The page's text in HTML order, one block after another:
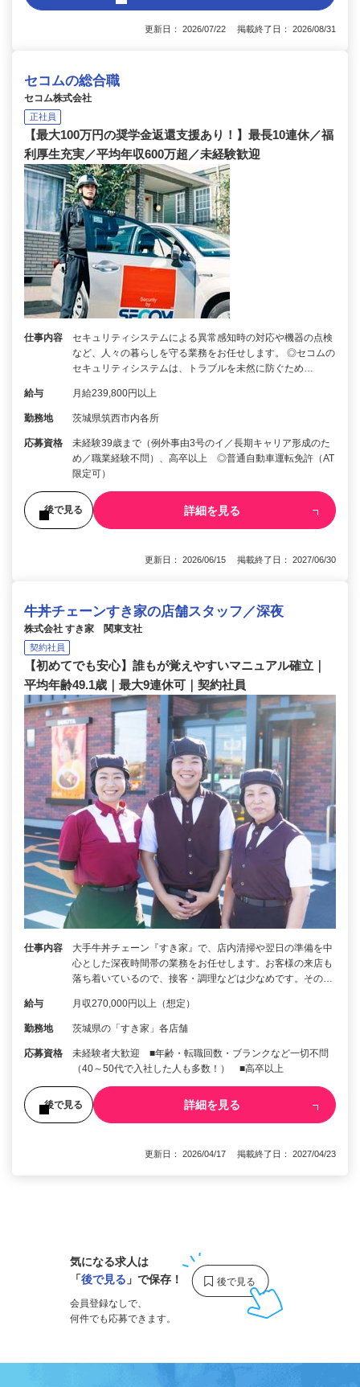
更新日： 2026/07/22 掲載終了日： 2026/08/31
セコムの総合職
セコム株式会社
正社員
【最大100万円の奨学金返還支援あり！】最長10連休／福
利厚生充実／平均年収600万超／未経験歓迎
仕事内容
セキュリティシステムによる異常感知時の対応や機器の点検
など、人々の暮らしを守る業務をお任せします。 ◎セコムの
セキュリティシステムは、トラブルを未然に防ぐため…
給与 月給239,800円以上
勤務地 茨城県筑西市内各所
応募資格
未経験39歳まで（例外事由3号のイ／長期キャリア形成のた
め／職業経験不問）、高卒以上 ◎普通自動車運転免許（AT
限定可）
後で見る 詳細を見る
更新日： 2026/06/15 掲載終了日： 2027/06/30
牛丼チェーンすき家の店舗スタッフ／深夜
株式会社 すき家 関東支社
契約社員
【初めてでも安心】誰もが覚えやすいマニュアル確立｜
平均年齢49.1歳｜最大9連休可｜契約社員
仕事内容
大手牛丼チェーン『すき家』で、店内清掃や翌日の準備を中
心とした深夜時間帯の業務をお任せします。お客様の来店も
落ち着いているので、接客・調理などは少なめです。その…
給与 月収270,000円以上（想定）
勤務地 茨城県の「すき家」各店舗
応募資格
未経験者大歓迎 ■年齢・転職回数・ブランクなど一切不問
（40～50代で入社した人も多数！） ■高卒以上
後で見る 詳細を見る
更新日： 2026/04/17 掲載終了日： 2027/04/23
気になる求人は
「後で見る 」で保存！
会員登録なしで、
何件でも応募できます。